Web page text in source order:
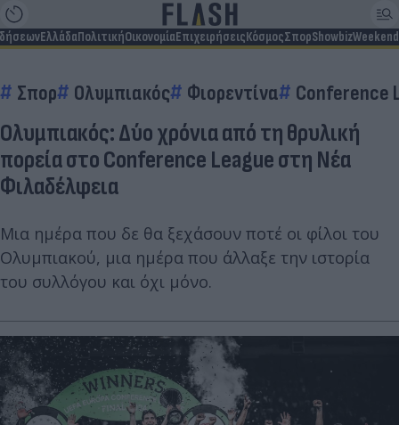
ΕλλάδαΠολιτικήΟικονομίαΕπιχειρήσειςΚόσμοςΣπορShowbizWeekend
Σπορ Ολυμπιακός Φιορεντίνα Conference
Ολυμπιακός: Δύο χρόνια από τη θρυλική
πορεία στο Conference League στη Νέα
Φιλαδέλφεια
Μια ημέρα που δε θα ξεχάσουν ποτέ οι φίλοι του
Ολυμπιακού, μια ημέρα που άλλαξε την ιστορία
του συλλόγου και όχι μόνο.